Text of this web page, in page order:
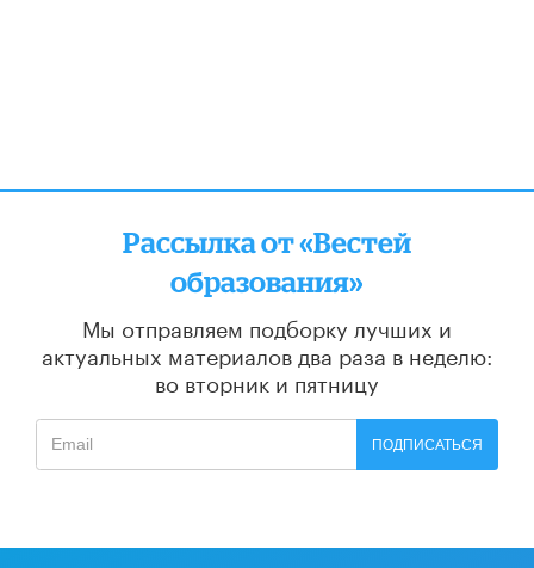
Рассылка от «Вестей
образования»
Мы отправляем подборку лучших и
актуальных материалов два раза в неделю:
во вторник и пятницу
ПОДПИСАТЬСЯ